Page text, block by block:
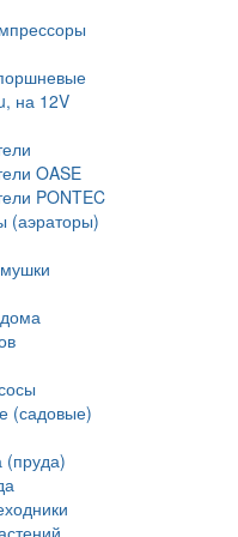
на 12V
OASE
PONTEC
(аэраторы)
(садовые)
(пруда)